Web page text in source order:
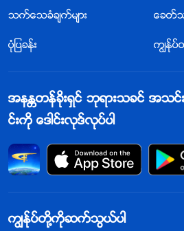
သက္ေသခံခ်က္မ်ား ေခတ္
ပုံျပခန္း ကြၽန္ု
အနႏၲတန္ခိုးရွင္ ဘုရားသခင္ အသ
င္းကို ေဒါင္းလုဒ္လုပ္ပါ
ကြၽန္ုပ္တို႔ကိုဆက္သြယ္ပါ